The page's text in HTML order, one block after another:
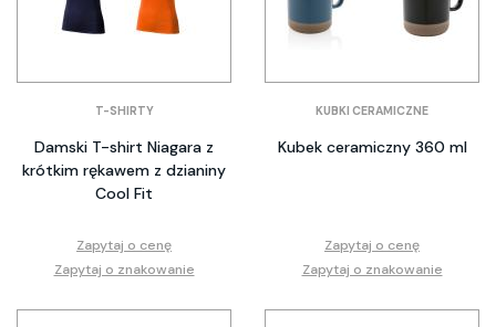
T-SHIRTY
Damski T-shirt Niagara z
krótkim rękawem z dzianiny
Cool Fit
Zapytaj o cenę
Zapytaj o znakowanie
KUBKI CERAMICZNE
Kubek ceramiczny 360 ml
Zapytaj o cenę
Zapytaj o znakowanie